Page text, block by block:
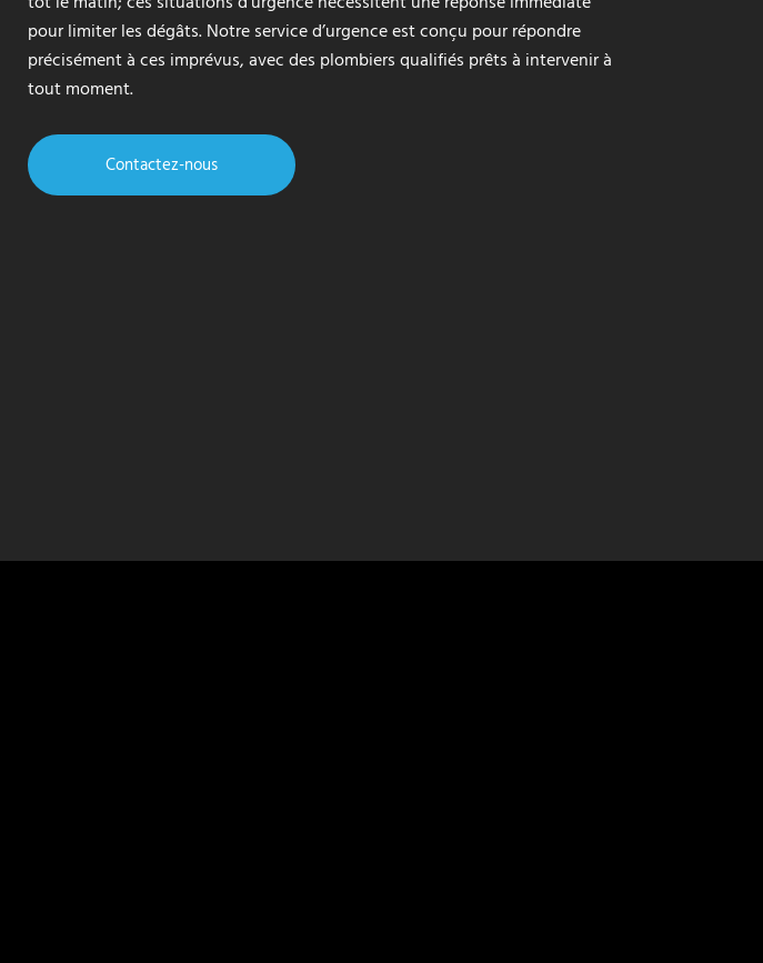
pour limiter les dégâts. Notre service d’urgence est conçu pour répondre
précisément à ces imprévus, avec des plombiers qualifiés prêts à intervenir à
tout moment.
Contactez-nous